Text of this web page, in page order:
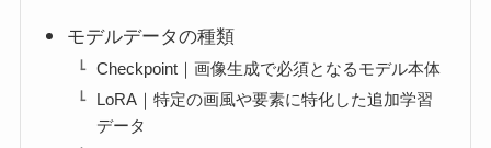
モデルデータの種類
Checkpoint｜画像生成で必須となるモデル本体
LoRA｜特定の画風や要素に特化した追加学習
データ